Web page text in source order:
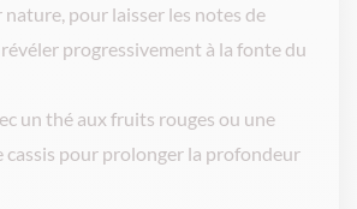
nature, pour laisser les notes de
progressivement à la fonte du
un thé aux fruits rouges ou une
cassis pour prolonger la profondeur